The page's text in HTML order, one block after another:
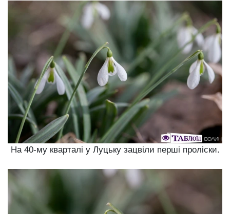
На 40-му кварталі у Луцьку зацвіли перші проліски.